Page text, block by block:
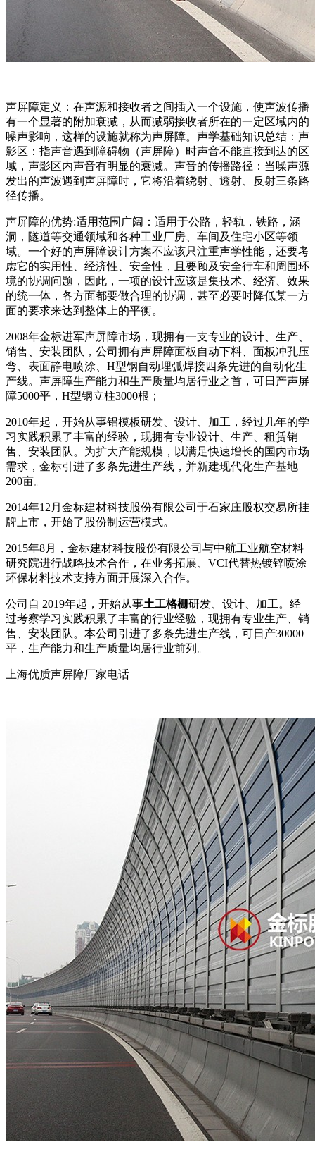
声屏障定义：在声源和接收者之间插入一个设施，使声波传播
有一个显著的附加衰减，从而减弱接收者所在的一定区域内的
噪声影响，这样的设施就称为声屏障。声学基础知识总结：声
影区：指声音遇到障碍物（声屏障）时声音不能直接到达的区
域，声影区内声音有明显的衰减。声音的传播路径：当噪声源
发出的声波遇到声屏障时，它将沿着绕射、透射、反射三条路
径传播。
声屏障的优势:适用范围广阔：适用于公路，轻轨，铁路，涵
洞，隧道等交通领域和各种工业厂房、车间及住宅小区等领
域。一个好的声屏障设计方案不应该只注重声学性能，还要考
虑它的实用性、经济性、安全性，且要顾及安全行车和周围环
境的协调问题，因此，一项的设计应该是集技术、经济、效果
的统一体，各方面都要做合理的协调，甚至必要时降低某一方
面的要求来达到整体上的平衡。
2008年金标进军声屏障市场，现拥有一支专业的设计、生产、
销售、安装团队，公司拥有声屏障面板自动下料、面板冲孔压
弯、表面静电喷涂、H型钢自动埋弧焊接四条先进的自动化生
产线。声屏障生产能力和生产质量均居行业之首，可日产声屏
障5000平，H型钢立柱3000根；
2010年起，开始从事铝模板研发、设计、加工，经过几年的学
习实践积累了丰富的经验，现拥有专业设计、生产、租赁销
售、安装团队。为扩大产能规模，以满足快速增长的国内市场
需求，金标引进了多条先进生产线，并新建现代化生产基地
200亩。
2014年12月金标建材科技股份有限公司于石家庄股权交易所挂
牌上市，开始了股份制运营模式。
2015年8月，金标建材科技股份有限公司与中航工业航空材料
研究院进行战略技术合作，在业务拓展、VCI代替热镀锌喷涂
环保材料技术支持方面开展深入合作。
公司自 2019年起，开始从事土工格栅研发、设计、加工。经
过考察学习实践积累了丰富的行业经验，现拥有专业生产、销
售、安装团队。本公司引进了多条先进生产线，可日产30000
平，生产能力和生产质量均居行业前列。
上海优质声屏障厂家电话